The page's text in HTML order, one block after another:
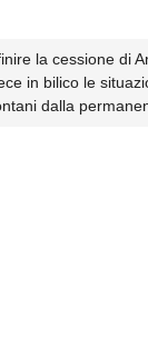
la cessione di
in bilico le
dalla